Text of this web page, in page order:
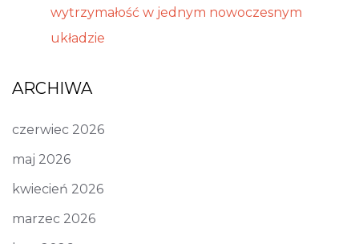
wytrzymałość w jednym nowoczesnym
układzie
ARCHIWA
czerwiec 2026
maj 2026
kwiecień 2026
marzec 2026